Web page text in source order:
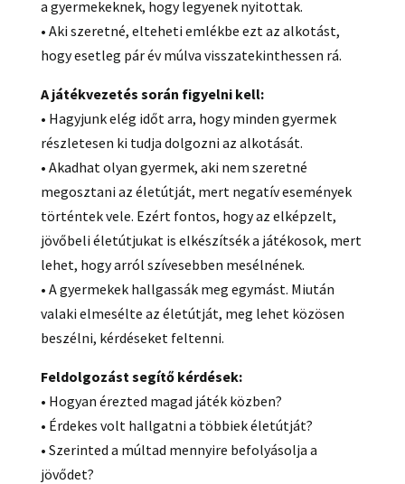
a gyermekeknek, hogy legyenek nyitottak.
• Aki szeretné, elteheti emlékbe ezt az alkotást,
hogy esetleg pár év múlva visszatekinthessen rá.
A játékvezetés során figyelni kell:
• Hagyjunk elég időt arra, hogy minden gyermek
részletesen ki tudja dolgozni az alkotását.
• Akadhat olyan gyermek, aki nem szeretné
megosztani az életútját, mert negatív események
történtek vele. Ezért fontos, hogy az elképzelt,
jövőbeli életútjukat is elkészítsék a játékosok, mert
lehet, hogy arról szívesebben mesélnének.
• A gyermekek hallgassák meg egymást. Miután
valaki elmesélte az életútját, meg lehet közösen
beszélni, kérdéseket feltenni.
Feldolgozást segítő kérdések:
• Hogyan érezted magad játék közben?
• Érdekes volt hallgatni a többiek életútját?
• Szerinted a múltad mennyire befolyásolja a
jövődet?